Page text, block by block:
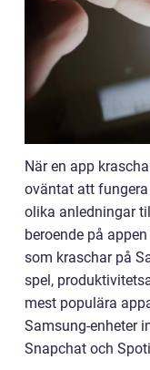
När en app
oväntat att
olika anledningar
beroende på
som kraschar på
spel,
mest populära
Samsung-enheter
Snapchat och